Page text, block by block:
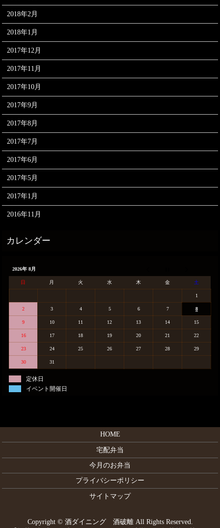
2018年2月
2018年1月
2017年12月
2017年11月
2017年10月
2017年9月
2017年8月
2017年7月
2017年6月
2017年5月
2017年1月
2016年11月
2026年 8月
日 月 火 水 木 金 土
1
2 3 4 5 6 7 8
9 10 11 12 13 14 15
16 17 18 19 20 21 22
23 24 25 26 27 28 29
30 31
定休日
イベント開催日
HOME
宅配弁当
今月のお弁当
プライバシーポリシー
サイトマップ
Copyright © 酒ダイニング 酒破離 All Rights Reserved.